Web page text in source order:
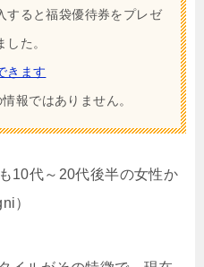
すると福袋優待券をプレゼ
た。
きます
報ではありません。
10代～20代後半の女性か
）